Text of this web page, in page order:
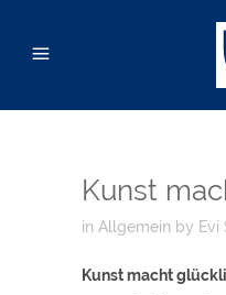
Kunst
in Allgemein by Evi
Kunst macht